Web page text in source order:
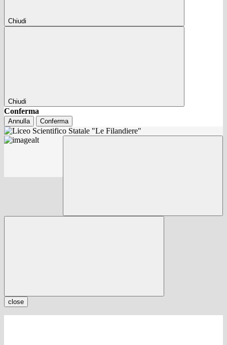
Chiudi
Chiudi
Conferma
Annulla Conferma
close